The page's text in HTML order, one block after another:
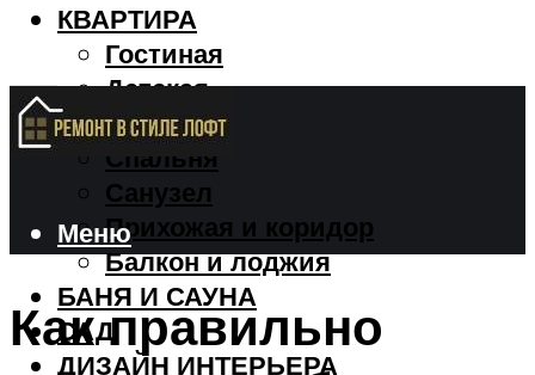
КВАРТИРА
Гостиная
Детская
Кухня
Спальня
Санузел
Прихожая и коридор
Балкон и лоджия
БАНЯ И САУНА
САД
ДИЗАЙН ИНТЕРЬЕРА
Меню
Как правильно